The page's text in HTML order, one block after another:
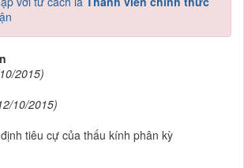
2015)
10/2015)
tiêu cự của thấu kính phân kỳ